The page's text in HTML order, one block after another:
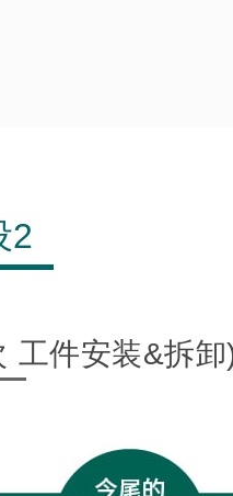
2
工件安装&拆卸